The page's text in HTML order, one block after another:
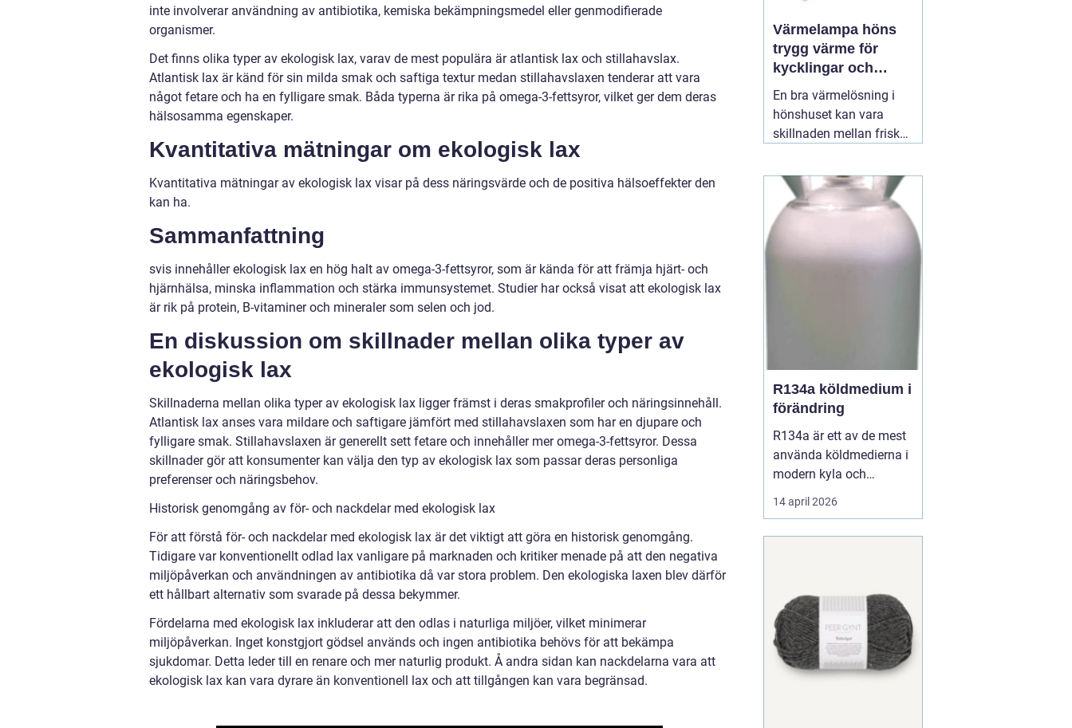
inte involverar användning av antibiotika, kemiska bekämpningsmedel eller genmodifierade
organismer.
Det finns olika typer av ekologisk lax, varav de mest populära är atlantisk lax och stillahavslax.
Atlantisk lax är känd för sin milda smak och saftiga textur medan stillahavslaxen tenderar att vara
något fetare och ha en fylligare smak. Båda typerna är rika på omega-3-fettsyror, vilket ger dem deras
hälsosamma egenskaper.
Kvantitativa mätningar om ekologisk lax
Kvantitativa mätningar av ekologisk lax visar på dess näringsvärde och de positiva hälsoeffekter den
kan ha.
Sammanfattning
svis innehåller ekologisk lax en hög halt av omega-3-fettsyror, som är kända för att främja hjärt- och
hjärnhälsa, minska inflammation och stärka immunsystemet. Studier har också visat att ekologisk lax
är rik på protein, B-vitaminer och mineraler som selen och jod.
En diskussion om skillnader mellan olika typer av
ekologisk lax
Skillnaderna mellan olika typer av ekologisk lax ligger främst i deras smakprofiler och näringsinnehåll.
Atlantisk lax anses vara mildare och saftigare jämfört med stillahavslaxen som har en djupare och
fylligare smak. Stillahavslaxen är generellt sett fetare och innehåller mer omega-3-fettsyror. Dessa
skillnader gör att konsumenter kan välja den typ av ekologisk lax som passar deras personliga
preferenser och näringsbehov.
Historisk genomgång av för- och nackdelar med ekologisk lax
För att förstå för- och nackdelar med ekologisk lax är det viktigt att göra en historisk genomgång.
Tidigare var konventionellt odlad lax vanligare på marknaden och kritiker menade på att den negativa
miljöpåverkan och användningen av antibiotika då var stora problem. Den ekologiska laxen blev därför
ett hållbart alternativ som svarade på dessa bekymmer.
Fördelarna med ekologisk lax inkluderar att den odlas i naturliga miljöer, vilket minimerar
miljöpåverkan. Inget konstgjort gödsel används och ingen antibiotika behövs för att bekämpa
sjukdomar. Detta leder till en renare och mer naturlig produkt. Å andra sidan kan nackdelarna vara att
ekologisk lax kan vara dyrare än konventionell lax och att tillgången kan vara begränsad.
Värmelampa höns
trygg värme för
kycklingar och
vuxna höns
En bra värmelösning i
hönshuset kan vara
skillnaden mellan friska,
onödig stress eller
sjukdom. När
temperaturen faller, eller
när nya kycklingar
stabil, säker och jämn
R134a köldmedium i
förändring
R134a är ett av de mest
använda köldmedierna i
modern kyla och
luftkonditionering. Under
många år har gasen
inom
läkemedelsindustrin.
Samtidigt pågår en
snabb om...
14 april 2026